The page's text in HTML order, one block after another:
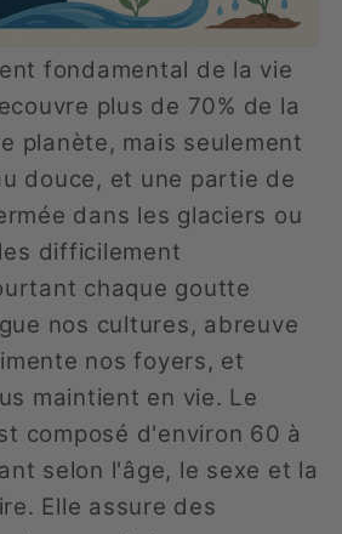
fondamental de la vie
plus de 70% de la
planète, mais seulement
douce, et une partie de
dans les glaciers ou
difficilement
chaque goutte
nos cultures, abreuve
nos foyers, et
maintient en vie. Le
composé d'environ 60 à
selon l'âge, le sexe et la
Elle assure des